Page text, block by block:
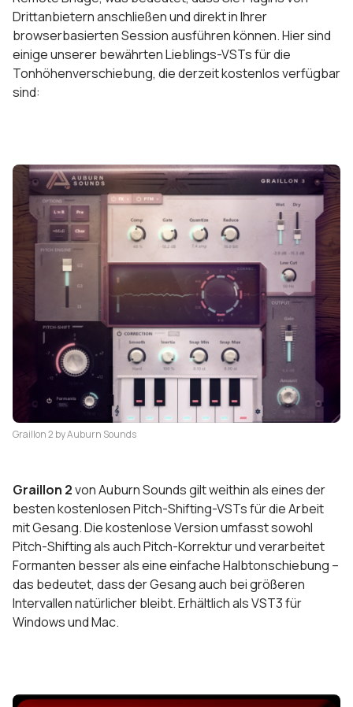
Drittanbietern anschließen und direkt in Ihrer
browserbasierten Session ausführen können. Hier sind
einige unserer bewährten Lieblings-VSTs für die
Tonhöhenverschiebung, die derzeit kostenlos verfügbar
sind:
Graillon 2 by Auburn Sounds
Graillon 2von Auburn Sounds gilt weithin als eines der
besten kostenlosen Pitch-Shifting-VSTs für die Arbeit
mit Gesang. Die kostenlose Version umfasst sowohl
Pitch-Shifting als auch Pitch-Korrektur und verarbeitet
Formanten besser als eine einfache Halbtonschiebung –
das bedeutet, dass der Gesang auch bei größeren
Intervallen natürlicher bleibt. Erhältlich als VST3 für
Windows und Mac.